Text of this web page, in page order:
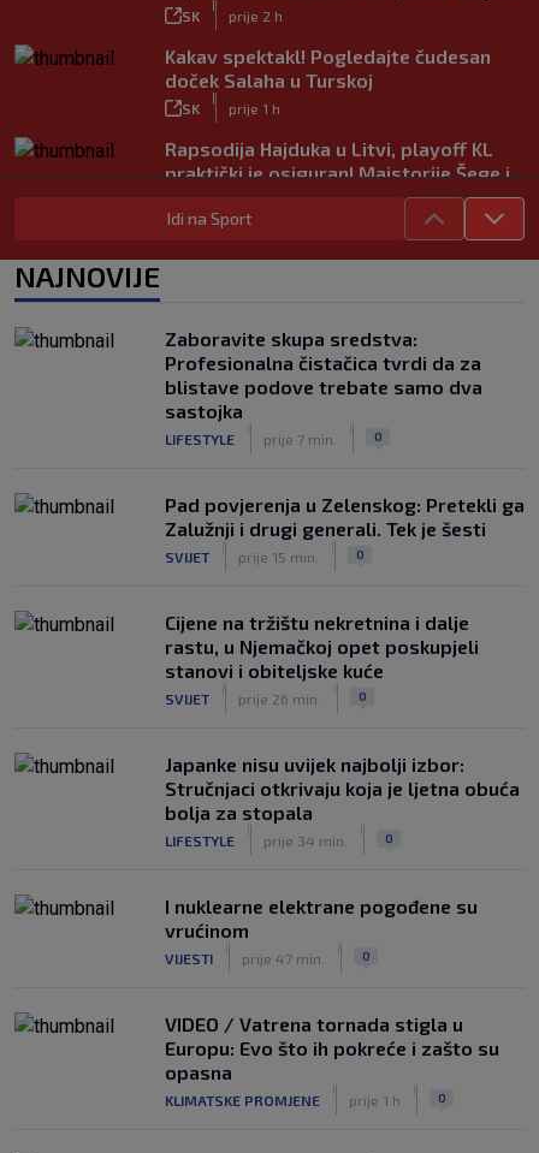
SK prije 2 h
Kakav spektakl! Pogledajte čudesan
doček Salaha u Turskoj
SK prije 1 h
Rapsodija Hajduka u Litvi, playoff KL
praktički je osiguran! Majstorije Šege i
SK
|
prije 6 h
Neočekivani problemi za Dinamo:
Rijeka u Finsku nosi minimalnu
prednost, bivši vratar Dinama spriječio
veću razliku
SK prije 2 h
Idi na Sport
NAJNOVIJE
Zaboravite skupa sredstva:
Profesionalna čistačica tvrdi da za
blistave podove trebate samo dva
sastojka
LIFESTYLE prije 7 min. 0
Pad povjerenja u Zelenskog: Pretekli ga
Zalužnji i drugi generali. Tek je šesti
SVIJET prije 15 min. 0
Cijene na tržištu nekretnina i dalje
rastu, u Njemačkoj opet poskupjeli
stanovi i obiteljske kuće
SVIJET prije 26 min. 0
Japanke nisu uvijek najbolji izbor:
Stručnjaci otkrivaju koja je ljetna obuća
bolja za stopala
LIFESTYLE prije 34 min. 0
I nuklearne elektrane pogođene su
vrućinom
VIJESTI prije 47 min. 0
VIDEO / Vatrena tornada stigla u
Europu: Evo što ih pokreće i zašto su
opasna
KLIMATSKE PROMJENE prije 1 h 0